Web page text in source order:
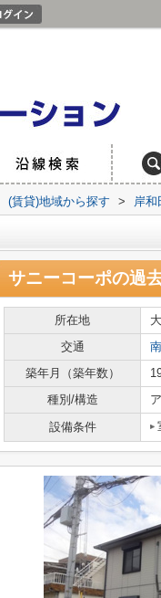
(賃貸)地域から探す > 岸和
サニーコーポの過
所在地
交通
築年月（築年数）
種別/構造
設備条件